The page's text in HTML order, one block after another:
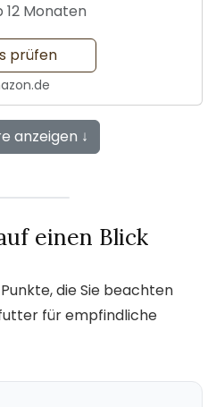
12 Monaten
prüfen
anzeigen ↓
einen Blick
die Sie beachten
für empfindliche